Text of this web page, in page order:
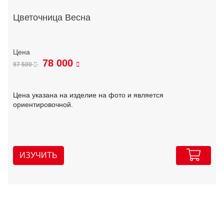
Цветочница Весна
97 500 78 000
Цена указана на изделие на фото и является
ориентировочной.
ИЗУЧИТЬ